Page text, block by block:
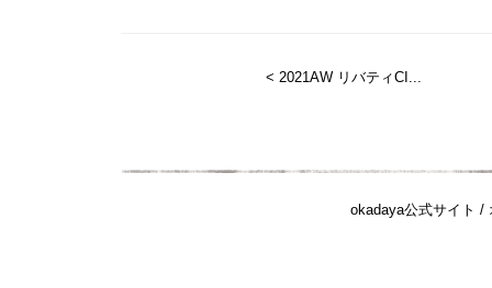
< 2021AW リバティCI...
okadaya公式サイト /